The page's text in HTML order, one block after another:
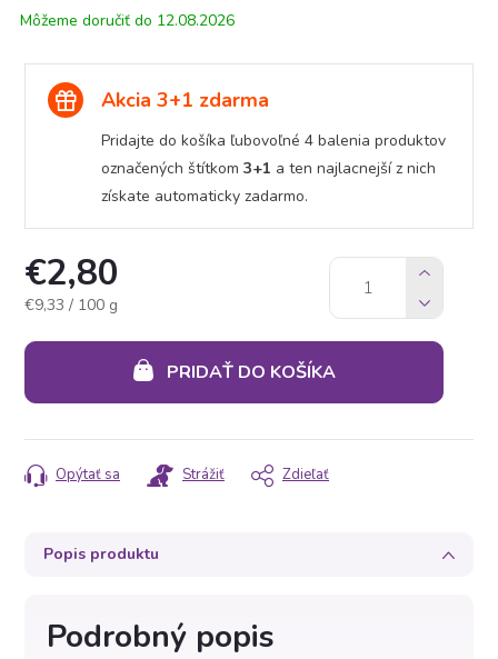
12.08.2026
Akcia 3+1 zdarma
Pridajte do košíka ľubovoľné 4 balenia produktov
označených štítkom 3+1 a ten najlacnejší z nich
získate automaticky zadarmo.
€2,80
Jednotková
€9,33 / 100 g
PRIDAŤ DO KOŠÍKA
Opýtať sa Strážiť Zdieľať
Popis produktu
Podrobný popis